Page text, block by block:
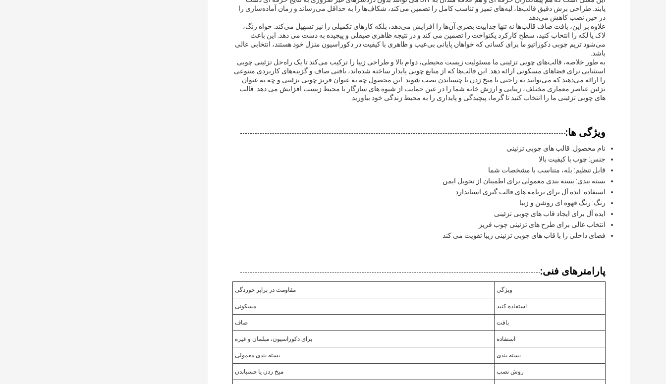
یابند. طراحی برش دقیق قالب‌ها، لبه‌های تمیز و تناسب کامل را تضمین می‌کند، شکاف‌ها را به حداقل می‌رساند و زمان آماده‌سازی را
در حین نصب کاهش می‌دهد.
علاوه بر این، بافت صاف قالب‌ها نه تنها جذابیت بصری آن‌ها را افزایش می‌دهد، بلکه کارهای تکمیلی را نیز تسهیل می‌کند. خواه رنگ،
لاک یا لکه را انتخاب کنید، سطح کارکرد یکنواخت را تضمین می کند و در نتیجه ظاهری صیقلی و پیچیده به دست می دهد. این باعث
می‌شود تریم چوبی دکوراتیو ما برای کسانی که خواهان پایانی بی‌عیب و ظاهری با کیفیت در دکوراسیون منزل خود هستند، انتخابی عالی
باشد.
به طور خلاصه، قالب‌های چوبی تزئینی ما مسئولیت زیست محیطی، دوام بالا و طراحی زیبا را ترکیب می‌کند تا یک راه‌حل تزئینی چوبی
استثنایی برای فضاهای مسکونی ارائه دهد. این قالب‌ها که از منابع چوبی پایدار ساخته شده‌اند، بافتی صاف و گزینه‌های کاربردی متنوعی
را ارائه می‌دهند که می‌توانند به راحتی با میخ زدن یا چسباندن نصب شوند. این محصول چه به عنوان فریز چوبی تزئینی و چه به عنوان
تزئین عناصر معماری مختلف، زیبایی و ارزش خانه شما را در عین حمایت از شیوه های سازگار با محیط زیست افزایش می دهد. قالب
های چوبی تزئینی ما را انتخاب کنید تا گرما، پیچیدگی و پایداری را به محیط زندگی خود بیاورید.
ویژگی ها:
نام محصول: قالب های چوبی تزئینی
جنس: چوب با کیفیت بالا
قابل تنظیم: بله، متناسب با مشخصات شما
بسته بندی: بسته بندی معمولی برای اطمینان از تحویل ایمن
استفاده: ایده آل برای برنامه های قالب گیری استاندارد
رنگ: رنگ قهوه ای روشن و زیبا
ایده آل برای ایجاد قاب های چوبی تزئینی
انتخاب عالی برای طرح های تزئینی چوب فریز
فضای داخلی را با قاب های چوبی تزئینی زیبا تقویت می کند
پارامترهای فنی:
ویژگی مقاومت در برابر خوردگی
استفاده کنید مسکونی
بافت صاف
استفاده برای دکوراسیون، مبلمان و غیره
بسته بندی بسته بندی معمولی
روش نصب میخ زدن یا چسباندن